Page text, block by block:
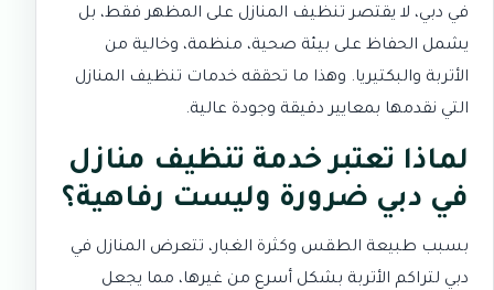
في دبي، لا يقتصر تنظيف المنازل على المظهر فقط، بل
يشمل الحفاظ على بيئة صحية، منظمة، وخالية من
الأتربة والبكتيريا. وهذا ما تحققه خدمات تنظيف المنازل
التي نقدمها بمعايير دقيقة وجودة عالية.
لماذا تعتبر خدمة تنظيف منازل
في دبي ضرورة وليست رفاهية؟
بسبب طبيعة الطقس وكثرة الغبار، تتعرض المنازل في
دبي لتراكم الأتربة بشكل أسرع من غيرها، مما يجعل